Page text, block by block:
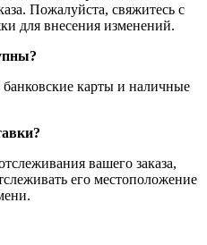
Пожалуйста, свяжитесь с
для внесения изменений.
карты и наличные
вашего заказа,
его местоположение